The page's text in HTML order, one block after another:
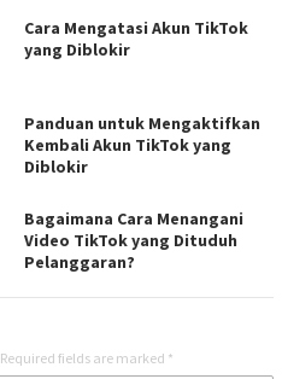
Cara Mengatasi Akun TikTok
yang Diblokir
Panduan untuk Mengaktifkan
Kembali Akun TikTok yang
Diblokir
Bagaimana Cara Menangani
Video TikTok yang Dituduh
Pelanggaran?
Required fields are marked *